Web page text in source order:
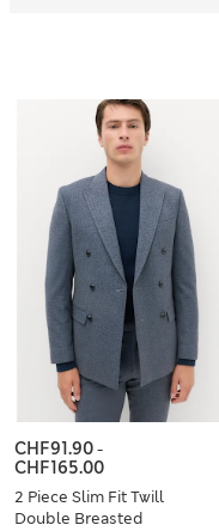
2 Piece Slim Fit Twill
Double Breasted
CHF91.90-
CHF165.00